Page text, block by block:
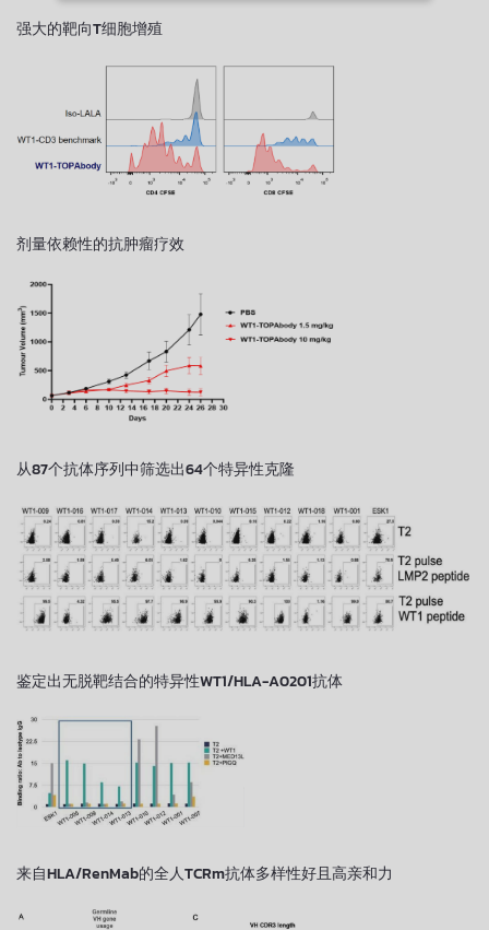
强大的靶向T细胞增殖
剂量依赖性的抗肿瘤疗效
从87个抗体序列中筛选出64个特异性克隆
鉴定出无脱靶结合的特异性WT1/HLA-A0201抗体
来自HLA/RenMab的全人TCRm抗体多样性好且高亲和力